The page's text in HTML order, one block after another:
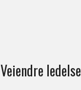
Veiendre ledelse